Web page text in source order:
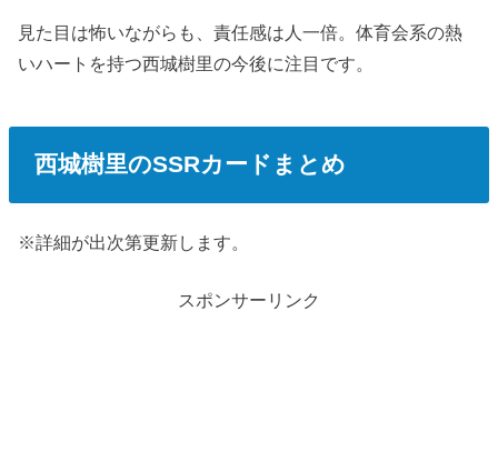
見た目は怖いながらも、責任感は人一倍。体育会系の熱
いハートを持つ西城樹里の今後に注目です。
西城樹里のSSRカードまとめ
※詳細が出次第更新します。
スポンサーリンク